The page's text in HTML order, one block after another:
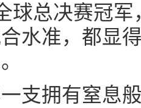
球总决赛冠
水准，都显
支拥有窒息